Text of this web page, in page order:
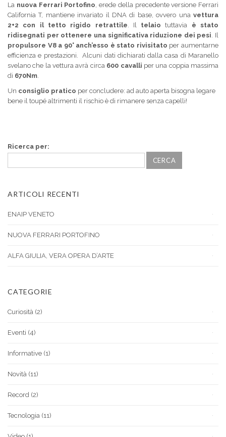
La nuova Ferrari Portofino, erede della precedente versione Ferrari
California T, mantiene invariato il DNA di base, ovvero una vettura
2+2 con il tetto rigido retrattile. Il telaio tuttavia è stato
ridisegnati per ottenere una significativa riduzione dei pesi. Il
propulsore V8 a 90° anch’esso è stato rivisitato per aumentarne
efficienza e prestazioni. Alcuni dati dichiarati dalla casa di Maranello
svelano che la vettura avrà circa 600 cavalli per una coppia massima
di 670Nm.
Un consiglio pratico per concludere: ad auto aperta bisogna legare
bene il toupé altrimenti il rischio è di rimanere senza capelli!
Ricerca per:
ARTICOLI RECENTI
ENAIP VENETO
NUOVA FERRARI PORTOFINO
ALFA GIULIA, VERA OPERA D’ARTE
CATEGORIE
Curiosità (2)
Eventi (4)
Informative (1)
Novità (11)
Record (2)
Tecnologia (11)